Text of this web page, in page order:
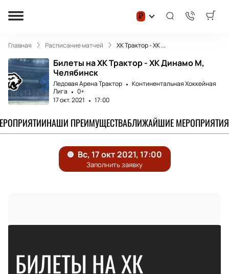
₽
Главная Расписание матчей ХК Трактор - ХК ...
Билеты на ХК Трактор - ХК Динамо М,
Челябинск
Ледовая Арена Трактор
Континентальная Хоккейная
Лига
0+
17 окт. 2021
17:00
НАШИ ПРЕИМУЩЕСТВАБЛИЖАЙШИЕ МЕРОПРИЯТИЯ
БИЛЕТЫ НА ХК